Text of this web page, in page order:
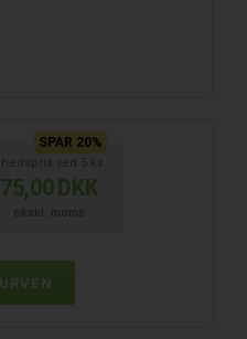
SPAR 20%
75,00DKK